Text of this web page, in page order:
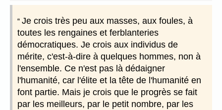
Je crois très peu aux masses, aux foules, à
toutes les rengaines et ferblanteries
démocratiques. Je crois aux individus de
mérite, c'est-à-dire à quelques hommes, non à
l'ensemble. Ce n'est pas là dédaigner
l'humanité, car l'élite et la tête de l'humanité en
font partie. Mais je crois que le progrès se fait
par les meilleurs, par le petit nombre, par les